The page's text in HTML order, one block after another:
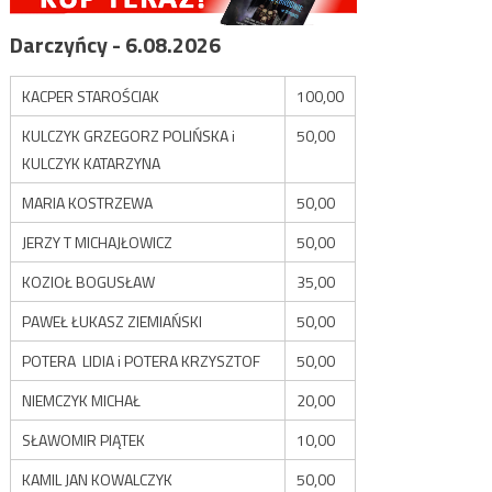
Darczyńcy - 6.08.2026
KACPER STAROŚCIAK
100,00
KULCZYK GRZEGORZ POLIŃSKA i
KULCZYK KATARZYNA
50,00
MARIA KOSTRZEWA
50,00
JERZY T MICHAJŁOWICZ
50,00
KOZIOŁ BOGUSŁAW
35,00
PAWEŁ ŁUKASZ ZIEMIAŃSKI
50,00
POTERA LIDIA i POTERA KRZYSZTOF
50,00
NIEMCZYK MICHAŁ
20,00
SŁAWOMIR PIĄTEK
10,00
KAMIL JAN KOWALCZYK
50,00